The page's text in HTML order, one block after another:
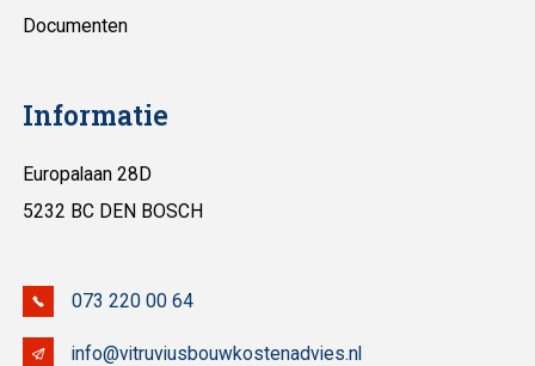
Documenten
Informatie
Europalaan 28D
5232 BC DEN BOSCH
073 220 00 64
info@vitruviusbouwkostenadvies.nl